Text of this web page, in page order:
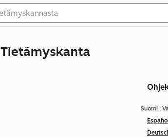
Tietämyskanta
Suomi :